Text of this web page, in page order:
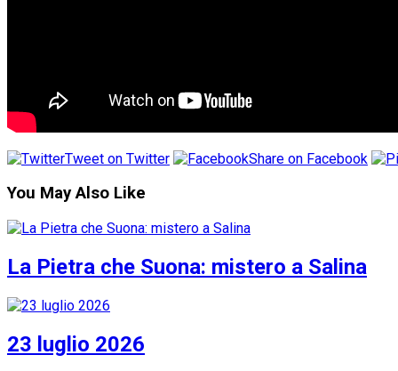
Tweet on Twitter Share on Facebook
You May Also Like
La Pietra che Suona: mistero a Salina
23 luglio 2026